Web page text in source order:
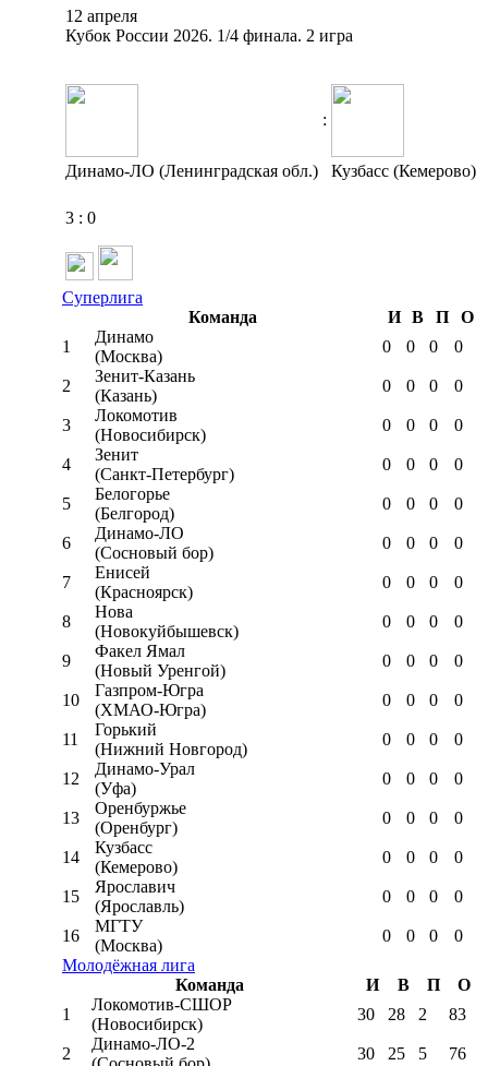
12 апреля
Кубок России 2026. 1/4 финала. 2 игра
:
Динамо-ЛО (Ленинградская обл.) Кузбасс (Кемерово)
3 : 0
Суперлига
Команда
И В П
О
1
Динамо
(Москва)
0 0 0 0
2
Зенит-Казань
(Казань)
0 0 0 0
3
Локомотив
(Новосибирск)
0 0 0 0
4
Зенит
(Санкт-Петербург)
0 0 0 0
5
Белогорье
(Белгород)
0 0 0 0
6
Динамо-ЛО
(Сосновый бор)
0 0 0 0
7
Енисей
(Красноярск)
0 0 0 0
8
Нова
(Новокуйбышевск)
0 0 0 0
9
Факел Ямал
(Новый Уренгой)
0 0 0 0
10
Газпром-Югра
(ХМАО-Югра)
0 0 0 0
11
Горький
(Нижний Новгород)
0 0 0 0
12
Динамо-Урал
(Уфа)
0 0 0 0
13
Оренбуржье
(Оренбург)
0 0 0 0
14
Кузбасс
(Кемерово)
0 0 0 0
15
Ярославич
(Ярославль)
0 0 0 0
16
МГТУ
(Москва)
0 0 0
0
Молодёжная лига
Команда
И В П
О
1
Локомотив-CШОР
(Новосибирск)
30 28 2 83
2
Динамо-ЛО-2
30 25 5 76